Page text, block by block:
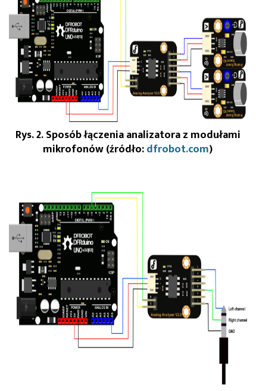
Rys. 2. Sposób łączenia analizatora z modułami
mikrofonów (źródło:dfrobot.com)